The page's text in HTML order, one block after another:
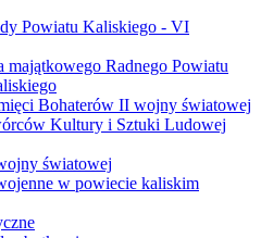
Powiatu Kaliskiego - VI
majątkowego Radnego Powiatu
Bohaterów II wojny światowej
Kultury i Sztuki Ludowej
światowej
w powiecie kaliskim